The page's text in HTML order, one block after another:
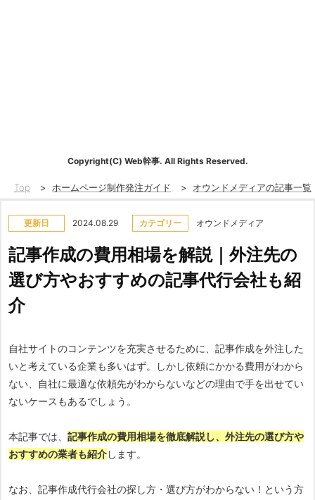
Copyright(C) Web幹事. All Rights Reserved.
Top > ホームページ制作発注ガイド > オウンドメディアの記事一覧
更新日 2024.08.29 カテゴリー オウンドメディア
記事作成の費用相場を解説｜外注先の
選び方やおすすめの記事代行会社も紹
介
自社サイトのコンテンツを充実させるために、記事作成を外注した
いと考えている企業も多いはず。しかし依頼にかかる費用がわから
ない、自社に最適な依頼先がわからないなどの理由で手を出せてい
ないケースもあるでしょう。
本記事では、 記事作成の費用相場を徹底解説し、外注先の選び方や
おすすめの業者も紹介します。
なお、記事作成代行会社の探し方・選び方がわからない！という方